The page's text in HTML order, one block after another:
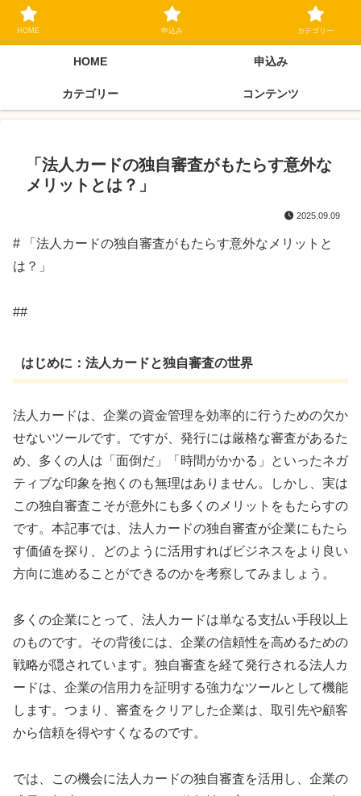
ブラックリスト長期延滞中でもOK 独自審査フリーローン 在籍確認なしの街
金クローネにご相談ください
HOME 申込み
カテゴリー コンテンツ
「法人カードの独自審査がもたらす意外な
メリットとは？」
2025.09.09
# 「法人カードの独自審査がもたらす意外なメリットと
は？」
##
はじめに：法人カードと独自審査の世界
法人カードは、企業の資金管理を効率的に行うための欠か
せないツールです。ですが、発行には厳格な審査があるた
め、多くの人は「面倒だ」「時間がかかる」といったネガ
ティブな印象を抱くのも無理はありません。しかし、実は
この独自審査こそが意外にも多くのメリットをもたらすの
です。本記事では、法人カードの独自審査が企業にもたら
す価値を探り、どのように活用すればビジネスをより良い
方向に進めることができるのかを考察してみましょう。
多くの企業にとって、法人カードは単なる支払い手段以上
のものです。その背後には、企業の信頼性を高めるための
戦略が隠されています。独自審査を経て発行される法人カ
ードは、企業の信用力を証明する強力なツールとして機能
します。つまり、審査をクリアした企業は、取引先や顧客
から信頼を得やすくなるのです。
では、この機会に法人カードの独自審査を活用し、企業の
HOME 申込み カテゴリー